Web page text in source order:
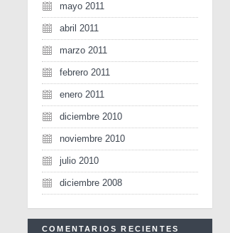
mayo 2011
abril 2011
marzo 2011
febrero 2011
enero 2011
diciembre 2010
noviembre 2010
julio 2010
diciembre 2008
COMENTARIOS RECIENTES